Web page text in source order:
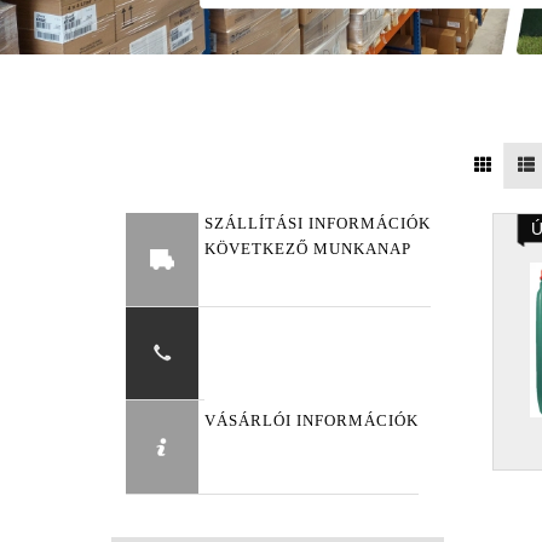
SZÁLLÍTÁSI INFORMÁCIÓK
KÖVETKEZŐ MUNKANAP
VÁSÁRLÓI INFORMÁCIÓK